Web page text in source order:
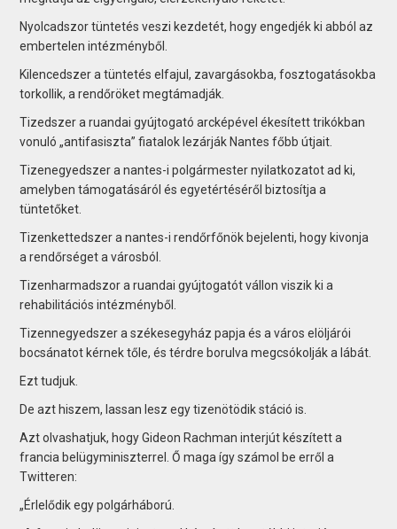
Nyolcadszor tüntetés veszi kezdetét, hogy engedjék ki abból az
embertelen intézményből.
Kilencedszer a tüntetés elfajul, zavargásokba, fosztogatásokba
torkollik, a rendőröket megtámadják.
Tizedszer a ruandai gyújtogató arcképével ékesített trikókban
vonuló „antifasiszta” fiatalok lezárják Nantes főbb útjait.
Tizenegyedszer a nantes-i polgármester nyilatkozatot ad ki,
amelyben támogatásáról és egyetértéséről biztosítja a
tüntetőket.
Tizenkettedszer a nantes-i rendőrfőnök bejelenti, hogy kivonja
a rendőrséget a városból.
Tizenharmadszor a ruandai gyújtogatót vállon viszik ki a
rehabilitációs intézményből.
Tizennegyedszer a székesegyház papja és a város elöljárói
bocsánatot kérnek tőle, és térdre borulva megcsókolják a lábát.
Ezt tudjuk.
De azt hiszem, lassan lesz egy tizenötödik stáció is.
Azt olvashatjuk, hogy Gideon Rachman interjút készített a
francia belügyminiszterrel. Ő maga így számol be erről a
Twitteren:
„Érlelődik egy polgárháború.